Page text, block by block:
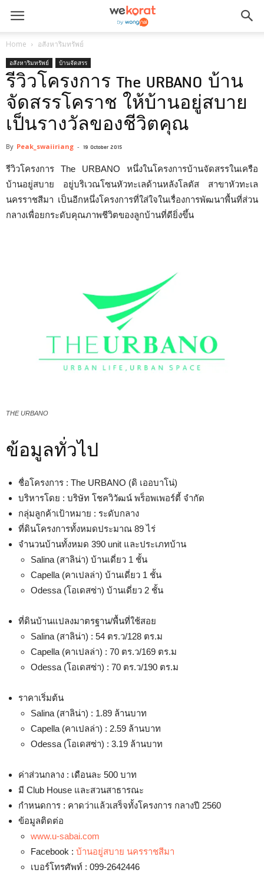
Home อสังหาริมทรัพย์
อสังหาริมทรัพย์ บ้านจัดสรร
รีวิวโครงการ The URBANO บ้าน
จัดสรรโคราช ให้บ้านอยู่สบาย
เป็นรางวัลของชีวิตคุณ
By Peak_swaiiriang - 19 October 2015
รีวิวโครงการ The URBANO หนึ่งในโครงการบ้านจัดสรรในเครือ
บ้านอยู่สบาย อยู่บริเวณโซนหัวทะเลด้านหลังโลตัส สาขาหัวทะเล
นครราชสีมา เป็นอีกหนึ่งโครงการที่ใส่ใจในเรื่องการพัฒนาพื้นที่ส่วน
กลางเพื่อยกระดับคุณภาพชีวิตของลูกบ้านที่ดียิ่งขึ้น
THE URBANO
ข้อมูลทั่วไป
ชื่อโครงการ : The URBANO (ดิ เออบาโน่)
บริหารโดย : บริษัท โชควิวัฒน์ พร็อพเพอร์ตี้ จำกัด
กลุ่มลูกค้าเป้าหมาย : ระดับกลาง
ที่ดินโครงการทั้งหมดประมาณ 89 ไร่
จำนวนบ้านทั้งหมด 390 unit และประเภทบ้าน
Salina (สาลิน่า) บ้านเดี่ยว 1 ชั้น
Capella (คาเปลล่า) บ้านเดี่ยว 1 ชั้น
Odessa (โอเดสซ่า) บ้านเดี่ยว 2 ชั้น
ที่ดินบ้านแปลงมาตรฐาน/พื้นที่ใช้สอย
Salina (สาลิน่า) : 54 ตร.ว/128 ตร.ม
Capella (คาเปลล่า) : 70 ตร.ว/169 ตร.ม
Odessa (โอเดสซ่า) : 70 ตร.ว/190 ตร.ม
ราคาเริ่มต้น
Salina (สาลิน่า) : 1.89 ล้านบาท
Capella (คาเปลล่า) : 2.59 ล้านบาท
Odessa (โอเดสซ่า) : 3.19 ล้านบาท
ค่าส่วนกลาง : เดือนละ 500 บาท
มี Club House และสวนสาธารณะ
กำหนดการ : คาดว่าแล้วเสร็จทั้งโครงการ กลางปี 2560
ข้อมูลติดต่อ
www.u-sabai.com
Facebook : บ้านอยู่สบาย นครราชสีมา
เบอร์โทรศัพท์ : 099-2642446